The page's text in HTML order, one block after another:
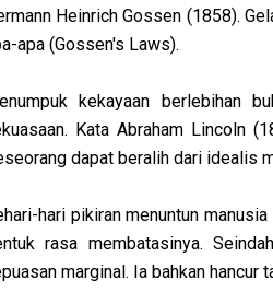
Heinrich Gossen (1858).
apa (Gossen's Laws).
kekayaan berlebihan
Kata Abraham Lincoln
dapat beralih dari idealis
hari pikiran menuntun
rasa membatasinya.
marginal. Ia bahkan